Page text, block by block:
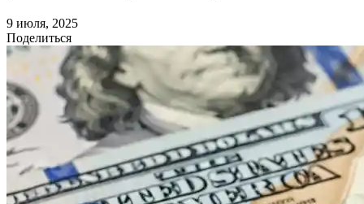
9 июля, 2025
Поделиться